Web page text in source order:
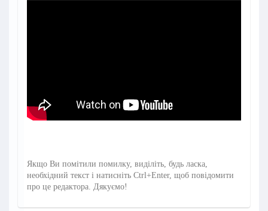
Якщо Ви помітили помилку, виділіть, будь ласка,
необхідний текст і натисніть Ctrl+Enter, щоб повідомити
про це редактора. Дякуємо!